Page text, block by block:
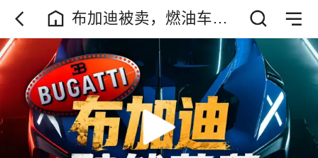
布加迪被卖，燃油车巅
峰时代落幕